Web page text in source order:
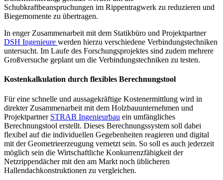
Schubkraftbeanspruchungen im Rippentragwerk zu reduzieren und
Biegemomente zu übertragen.
In enger Zusammenarbeit mit dem Statikbüro und Projektpartner
DSH Ingenieure werden hierzu verschiedene Verbindungstechniken
untersucht. Im Laufe des Forschungsprojektes sind zudem mehrere
Großversuche geplant um die Verbindungstechniken zu testen.
Kostenkalkulation durch flexibles Berechnungstool
Für eine schnelle und aussagekräftige Kostenermittlung wird in
direkter Zusammenarbeit mit dem Holzbauunternehmen und
Projektpartner STRAB Ingenieurbau ein umfängliches
Berechnungstool erstellt. Dieses Berechnungssystem soll dabei
flexibel auf die individuellen Gegebenheiten reagieren und digital
mit der Geometrieerzeugung vernetzt sein. So soll es auch jederzeit
möglich sein die Wirtschaftliche Konkurrenzfähigkeit der
Netzrippendächer mit den am Markt noch üblicheren
Hallendachkonstruktionen zu vergleichen.